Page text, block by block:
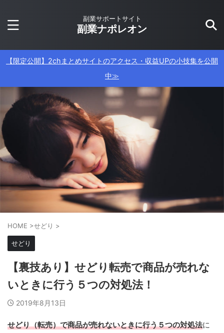
副業サポートサイト
副業ナポレオン
【限定公開】2chまとめサイトのアクセス・収益UPの小技集を公開
中≫
HOME >せどり >
せどり
【裏技あり】せどり転売で商品が売れな
いときに行う５つの対処法！
2019年8月13日
せどり（転売）で商品が売れないときに行う５つの対処法に